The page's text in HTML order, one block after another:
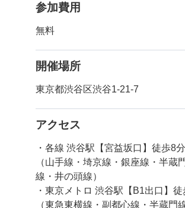
参加費用
無料
開催場所
東京都渋谷区渋谷1-21-7
アクセス
・各線 渋谷駅【宮益坂口】徒歩8分
（山手線・埼京線・銀座線・半蔵
線・井の頭線）
・東京メトロ 渋谷駅【B1出口】徒
（東急東横線・副都心線・半蔵門